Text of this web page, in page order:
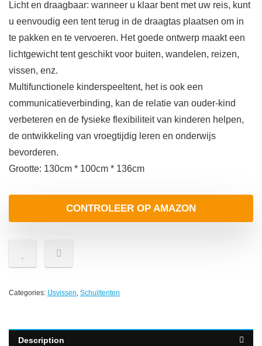
Licht en draagbaar: wanneer u klaar bent met uw reis, kunt
u eenvoudig een tent terug in de draagtas plaatsen om in
te pakken en te vervoeren. Het goede ontwerp maakt een
lichtgewicht tent geschikt voor buiten, wandelen, reizen,
vissen, enz.
Multifunctionele kinderspeeltent, het is ook een
communicatieverbinding, kan de relatie van ouder-kind
verbeteren en de fysieke flexibiliteit van kinderen helpen,
de ontwikkeling van vroegtijdig leren en onderwijs
bevorderen.
Grootte: 130cm * 100cm * 136cm
CONTROLEER OP AMAZON
Categories: IJsvissen, Schuiltenten
Description